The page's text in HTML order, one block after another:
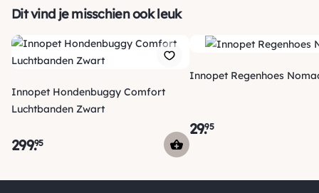
Verzending
Dit vind je misschien ook leuk
Innopet Hondenbuggy Comfort
Luchtbanden Zwart
299.95
Innopet Regenhoes
29.95